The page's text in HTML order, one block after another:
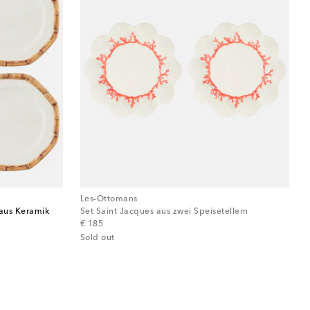
Keramik
Les-Ottomans
Set Saint Jacques aus zwei Speisetellern
€ 185
original price
Sold out